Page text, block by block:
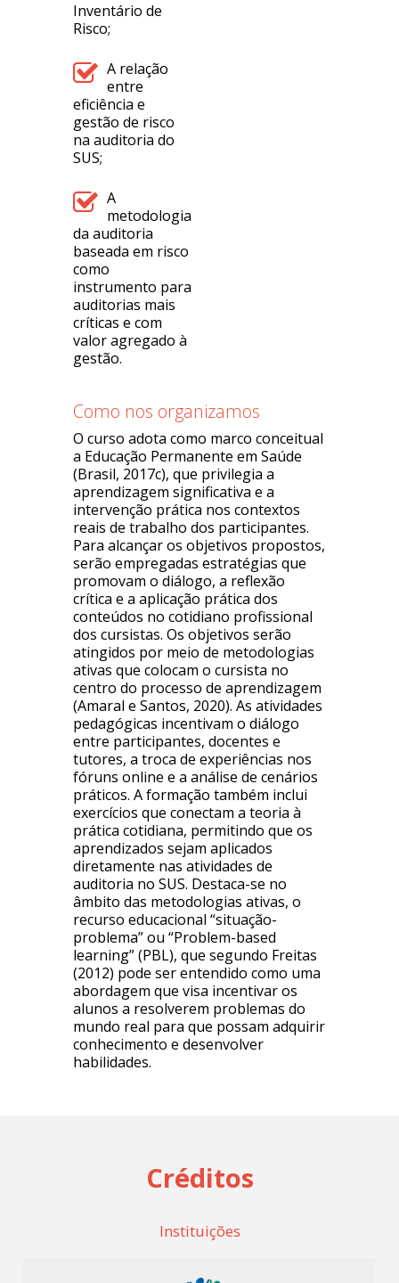
Inventário de
Risco;
A relação
entre
eficiência e
gestão de risco
na auditoria do
SUS;
A
metodologia
da auditoria
baseada em risco
como
instrumento para
auditorias mais
críticas e com
valor agregado à
gestão.
Como nos organizamos
O curso adota como marco conceitual
a Educação Permanente em Saúde
(Brasil, 2017c), que privilegia a
aprendizagem significativa e a
intervenção prática nos contextos
reais de trabalho dos participantes.
Para alcançar os objetivos propostos,
serão empregadas estratégias que
promovam o diálogo, a reflexão
crítica e a aplicação prática dos
conteúdos no cotidiano profissional
dos cursistas. Os objetivos serão
atingidos por meio de metodologias
ativas que colocam o cursista no
centro do processo de aprendizagem
(Amaral e Santos, 2020). As atividades
pedagógicas incentivam o diálogo
entre participantes, docentes e
tutores, a troca de experiências nos
fóruns online e a análise de cenários
práticos. A formação também inclui
exercícios que conectam a teoria à
prática cotidiana, permitindo que os
aprendizados sejam aplicados
diretamente nas atividades de
auditoria no SUS. Destaca-se no
âmbito das metodologias ativas, o
recurso educacional “situação-
problema” ou “Problem-based
learning” (PBL), que segundo Freitas
(2012) pode ser entendido como uma
abordagem que visa incentivar os
alunos a resolverem problemas do
mundo real para que possam adquirir
conhecimento e desenvolver
habilidades.
Créditos
Instituições